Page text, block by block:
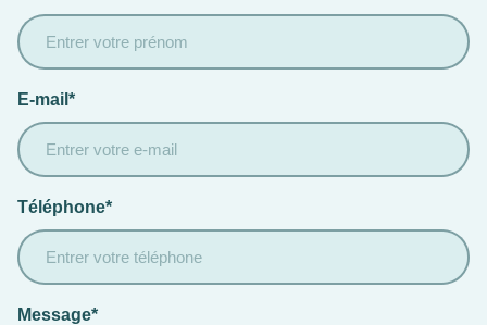
E-mail*
Téléphone*
Message*